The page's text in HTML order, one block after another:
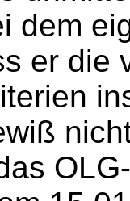
dem
er die